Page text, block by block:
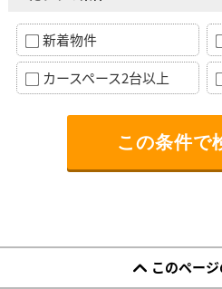
新着物件
カースペース2台以上
このペー